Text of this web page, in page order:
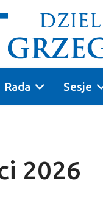
Rada Sesje
2026